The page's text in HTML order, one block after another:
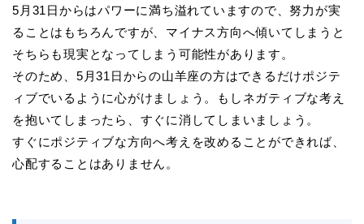
5月31日からはパワーに満ち溢れていますので、努力が実
ることはもちろんですが、マイナス方向へ傾いてしまうと
そちらも現実となってしまう可能性があります。
そのため、5月31日からの山羊座の方はできるだけポジテ
ィブでいるように心がけましょう。もしネガティブな考え
を抱いてしまったら、すぐに消してしまいましょう。
すぐにポジティブな方向へ考えを改めることができれば、
心配することはありません。